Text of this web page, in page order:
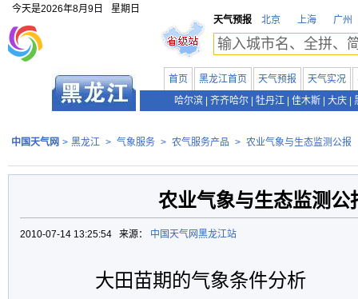
今天是2026年8月9日
星期日
天气预报
北京 上海 广州
首页 黑龙江首页 天气预报 天气实况
哈尔滨
齐齐哈尔 牡丹江 佳木斯 大庆
中国天气网 > 黑龙江 > 气象服务 > 农气服务产品 > 农业气象与生态监测公报
农业气象与生态监测公
2010-07-14 13:25:54 来源： 中国天气网黑龙江站
大田苗期的气象条件分析